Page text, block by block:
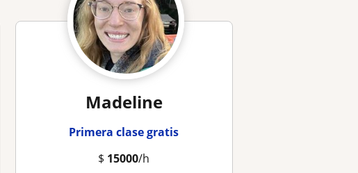
Madeline
Primera clase gratis
$ 15000/h